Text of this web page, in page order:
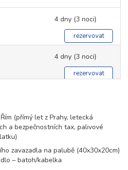
4 dny (3 noci)
rezervovat
4 dny (3 noci)
rezervovat
4 dny (3 noci)
rezervovat
(přímý let z Prahy, letecká
a bezpečnostních tax, palivové
zavazadla na palubě (40x30x20cm)
– batoh/kabelka